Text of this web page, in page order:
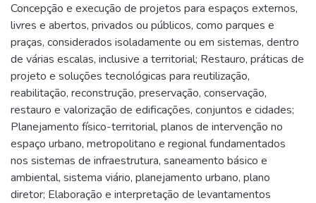
Concepção e execução de projetos para espaços externos,
livres e abertos, privados ou públicos, como parques e
praças, considerados isoladamente ou em sistemas, dentro
de várias escalas, inclusive a territorial; Restauro, práticas de
projeto e soluções tecnológicas para reutilização,
reabilitação, reconstrução, preservação, conservação,
restauro e valorização de edificações, conjuntos e cidades;
Planejamento físico-territorial, planos de intervenção no
espaço urbano, metropolitano e regional fundamentados
nos sistemas de infraestrutura, saneamento básico e
ambiental, sistema viário, planejamento urbano, plano
diretor; Elaboração e interpretação de levantamentos